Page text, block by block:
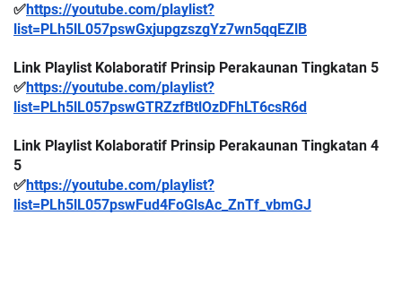
✅https://youtube.com/playlist?
list=PLh5lL057pswGxjupgzszgYz7wn5qqEZlB
Link Playlist Kolaboratif Prinsip Perakaunan Tingkatan 5
✅https://youtube.com/playlist?
list=PLh5lL057pswGTRZzfBtlOzDFhLT6csR6d
Link Playlist Kolaboratif Prinsip Perakaunan Tingkatan 4
5
✅https://youtube.com/playlist?
list=PLh5lL057pswFud4FoGlsAc_ZnTf_vbmGJ